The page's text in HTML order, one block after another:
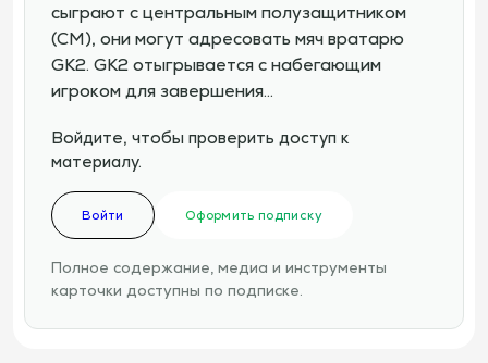
сыграют с центральным полузащитником
(СМ), они могут адресовать мяч вратарю
GK2. GK2 отыгрывается с набегающим
игроком для завершения…
Войдите, чтобы проверить доступ к
материалу.
Войти Оформить подписку
Полное содержание, медиа и инструменты
карточки доступны по подписке.